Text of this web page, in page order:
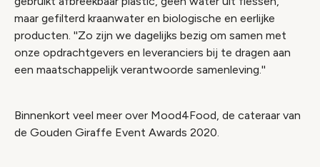
maar gefilterd kraanwater en biologische en eerlijke
producten. ''Zo zijn we dagelijks bezig om samen met
onze opdrachtgevers en leveranciers bij te dragen aan
een maatschappelijk verantwoorde samenleving.''
Binnenkort veel meer over Mood4Food, de cateraar van
de Gouden Giraffe Event Awards 2020.